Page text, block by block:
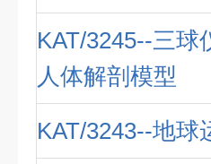
KAT/3245--三
人体解剖模型
KAT/3243--地